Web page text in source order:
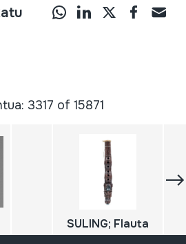
3317 of 15871
SULING; Flauta